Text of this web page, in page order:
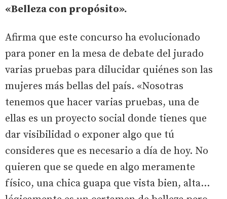
«Belleza con propósito».
Afirma que este concurso ha evolucionado
para poner en la mesa de debate del jurado
varias pruebas para dilucidar quiénes son las
mujeres más bellas del país. «Nosotras
tenemos que hacer varias pruebas, una de
ellas es un proyecto social donde tienes que
dar visibilidad o exponer algo que tú
consideres que es necesario a día de hoy. No
quieren que se quede en algo meramente
físico, una chica guapa que vista bien, alta…